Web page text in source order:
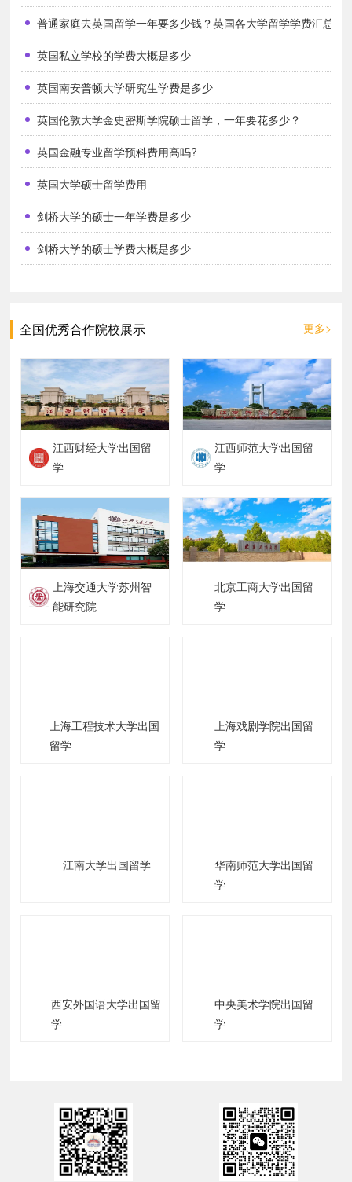
寄宿家庭：140-280英镑/周 （约1200-2500元人民
币）
本科留学
本科一般需要读三年，每年的学费在10-15万元之
理工科的学费会高于文科学费，致命的院校会比普通
大学贵一些。
英国的物价同样也不低，大部分学生留学一年的
生活开销都在10万元左右，这其中包括了衣食住行的
话，会有一定的补贴。
1.伦敦地区
实指的就是伦敦的高物价。
右；还要安排好出行，可以办月票，一个月50英镑左
右；还有其他购物预算大概一 个月需要200英镑。
2. 其他地区
伦敦之外的城市，物价则就是欧洲的平均标准，
普通家庭去英国留学一年要多少钱？英国各大学留学学费汇总！
英国私立学校的学费大概是多少
英国南安普顿大学研究生学费是多少
英国伦敦大学金史密斯学院硕士留学，一年要花多少？
英国金融专业留学预科费用高吗?
英国大学硕士留学费用
剑桥大学的硕士一年学费是多少
剑桥大学的硕士学费大概是多少
全国优秀合作院校展示 更多>
江西财经大学出国留
学
江西师范大学出国留
学
上海交通大学苏州智
能研究院
北京工商大学出国留
学
上海工程技术大学出国
留学
上海戏剧学院出国留
学
江南大学出国留学
华南师范大学出国留
学
西安外国语大学出国留
学
中央美术学院出国留
学